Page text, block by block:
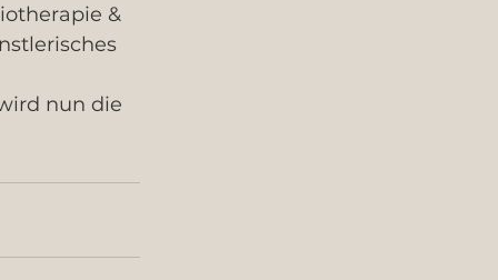
&
nun die